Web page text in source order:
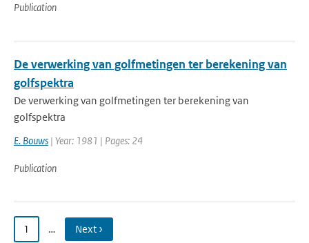
Publication
De verwerking van golfmetingen ter berekening van
golfspektra
De verwerking van golfmetingen ter berekening van
golfspektra
E. Bouws | Year: 1981 | Pages: 24
Publication
1 … Next ›